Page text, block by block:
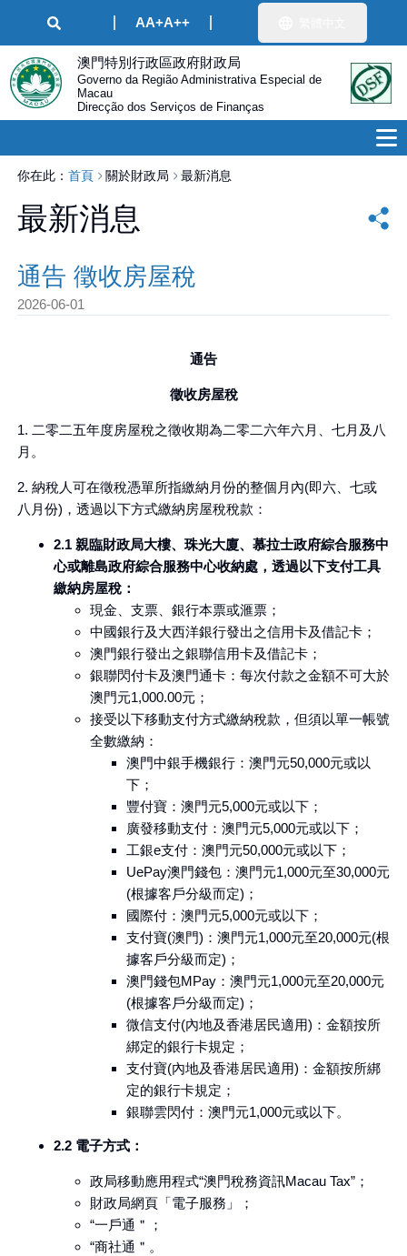
AA+A++
澳門特別行政區政府財政局
Governo da Região Administrativa Especial de
Macau
Direcção dos Serviços de Finanças
你在此： 首頁 關於財政局 最新消息
最新消息
通告 徵收房屋稅
2026-06-01
通告
徵收房屋稅
1. 二零二五年度房屋稅之徵收期為二零二六年六月、七月及八
月。
2. 納稅人可在徵稅憑單所指繳納月份的整個月內(即六、七或
八月份)，透過以下方式繳納房屋稅稅款：
2.1 親臨財政局大樓、珠光大廈、慕拉士政府綜合服務中
心或離島政府綜合服務中心收納處，透過以下支付工具
繳納房屋稅：
現金、支票、銀行本票或滙票；
中國銀行及大西洋銀行發出之信用卡及借記卡；
澳門銀行發出之銀聯信用卡及借記卡；
銀聯閃付卡及澳門通卡：每次付款之金額不可大於
澳門元1,000.00元；
接受以下移動支付方式繳納稅款，但須以單一帳號
全數繳納：
澳門中銀手機銀行：澳門元50,000元或以
下；
豐付寶：澳門元5,000元或以下；
廣發移動支付：澳門元5,000元或以下；
工銀e支付：澳門元50,000元或以下；
UePay澳門錢包：澳門元1,000元至30,000元
(根據客戶分級而定)；
國際付：澳門元5,000元或以下；
支付寶(澳門)：澳門元1,000元至20,000元(根
據客戶分級而定)；
澳門錢包MPay：澳門元1,000元至20,000元
(根據客戶分級而定)；
微信支付(內地及香港居民適用)：金額按所
綁定的銀行卡規定；
支付寶(內地及香港居民適用)：金額按所綁
定的銀行卡規定；
銀聯雲閃付：澳門元1,000元或以下。
2.2 電子方式：
政局移動應用程式“澳門稅務資訊Macau Tax”；
財政局網頁「電子服務」；
“一戶通＂；
“商社通＂。